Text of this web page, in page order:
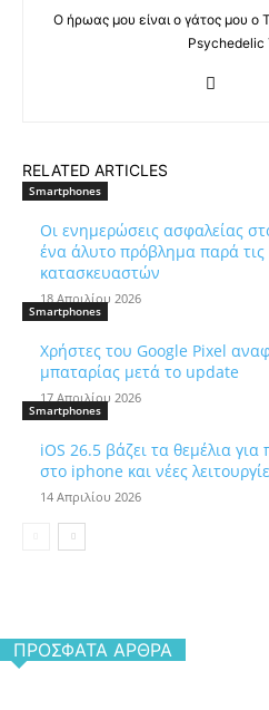
Ο ήρωας μου είναι ο γάτος μου ο
Psychedelic
RELATED ARTICLES
Smartphones
Οι ενημερώσεις ασφαλείας
ένα άλυτο πρόβλημα παρά
κατασκευαστών
18 Απριλίου 2026
Smartphones
Χρήστες του Google Pixel
μπαταρίας μετά το update
17 Απριλίου 2026
Smartphones
iOS 26.5 βάζει τα θεμέλια
στο iphone και νέες
14 Απριλίου 2026
ΠΡΌΣΦΑΤΑ ΆΡΘΡΑ